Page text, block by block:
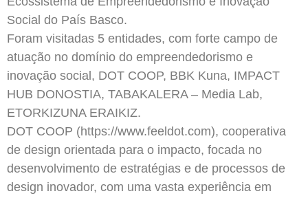
Social do País Basco.
Foram visitadas 5 entidades, com forte campo de
atuação no domínio do empreendedorismo e
inovação social, DOT COOP, BBK Kuna, IMPACT
HUB DONOSTIA, TABAKALERA – Media Lab,
ETORKIZUNA ERAIKIZ.
DOT COOP (https://www.feeldot.com), cooperativa
de design orientada para o impacto, focada no
desenvolvimento de estratégias e de processos de
design inovador, com uma vasta experiência em